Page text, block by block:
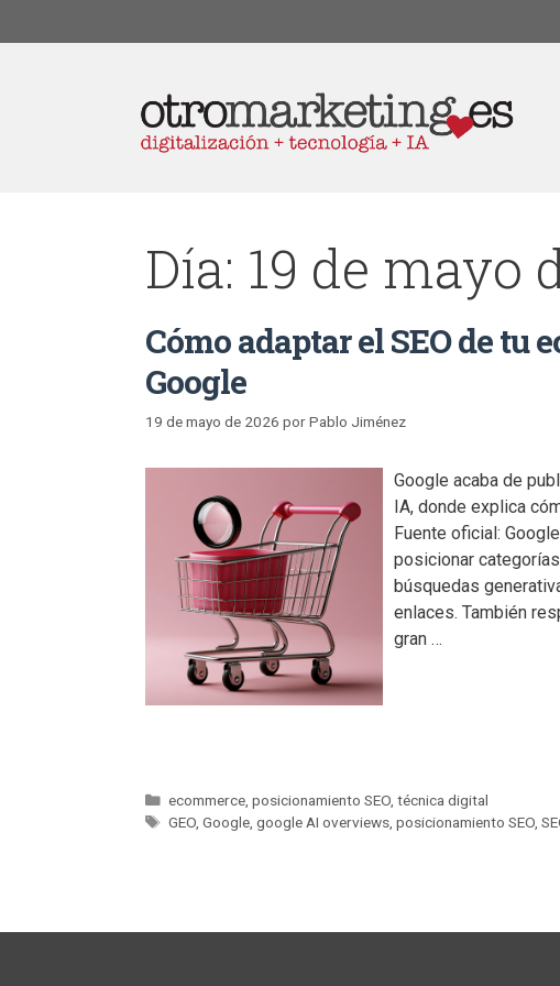
Día: 19 de mayo
Cómo adaptar el SEO de tu
Google
19 de mayo de 2026 porPablo Jiménez
Google acaba de
IA, donde explica
Fuente oficial:
posicionar
búsquedas
enlaces. También
gran …
ecommerce ,posicionamiento SEO ,técnica digital
GEO ,Google ,google AI overviews ,posicionamiento SEO ,